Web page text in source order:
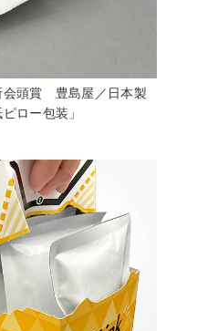
会頭賞 豊島屋／日本製
ロー包装」